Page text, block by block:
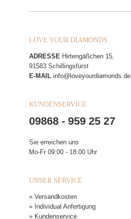
LOVE YOUR DIAMONDS
ADRESSE Hirtengäßchen 15,
91583 Schillingsfürst
E-MAIL info@loveyourdiamonds.de
KUNDENSERVICE
09868 - 959 25 27
Sie erreichen uns
Mo-Fr 09:00 - 18:00 Uhr
UNSER SERVICE
» Versandkosten
» Individual Anfertigung
» Kundenservice